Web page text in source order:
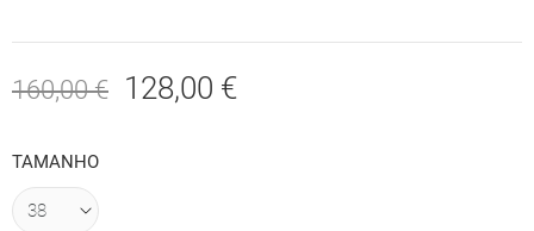
160,00 € 128,00 €
TAMANHO